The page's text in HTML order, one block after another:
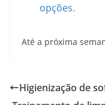
opções.
Até a próxima
Higienização de